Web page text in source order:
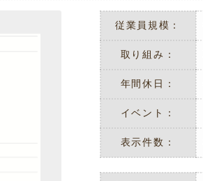
従業員規模：
取り組み：
年間休日：
イベント：
表示件数：